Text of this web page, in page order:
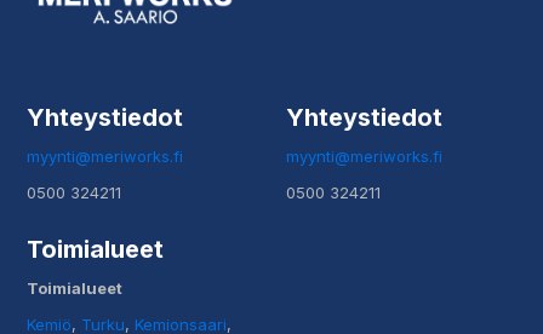
Yhteystiedot
myynti@meriworks.fi
0500 324211
Yhteystiedot
myynti@meriworks.fi
0500 324211
Toimialueet
Toimialueet
Kemiö, Turku, Kemionsaari,